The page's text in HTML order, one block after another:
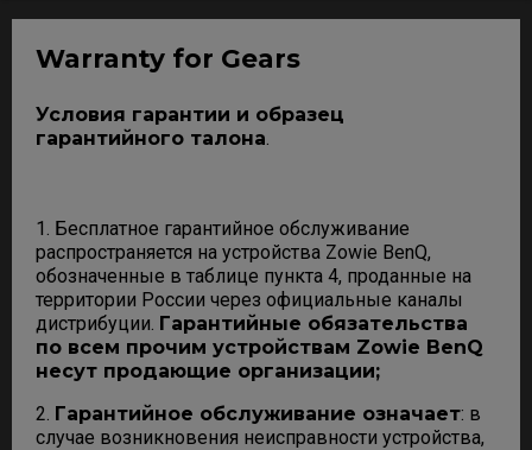
Warranty for Gears
Условия гарантии и образец
гарантийного талона
1. Бесплатное гарантийное обслуживание
распространяется на устройства Zowie BenQ,
обозначенные в таблице пункта 4, проданные на
территории России через официальные каналы
дистрибуции. Гарантийные обязательства
по всем прочим устройствам Zowie BenQ
несут продающие организации;
2. Гарантийное обслуживание означает: в
случае возникновения неисправности устройства,